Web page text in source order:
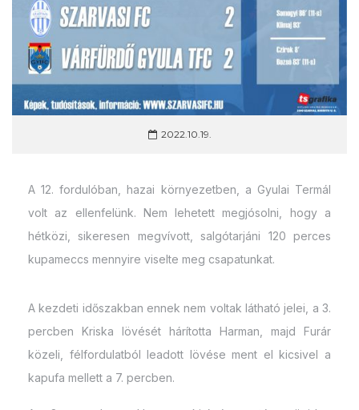
2022.10.19.
A 12. fordulóban, hazai környezetben, a Gyulai Termál
volt az ellenfelünk. Nem lehetett megjósolni, hogy a
hétközi, sikeresen megvívott, salgótarjáni 120 perces
kupameccs mennyire viselte meg csapatunkat.
A kezdeti időszakban ennek nem voltak látható jelei, a 3.
percben Kriska lövését hárította Harman, majd Furár
közeli, félfordulatból leadott lövése ment el kicsivel a
kapufa mellett a 7. percben.